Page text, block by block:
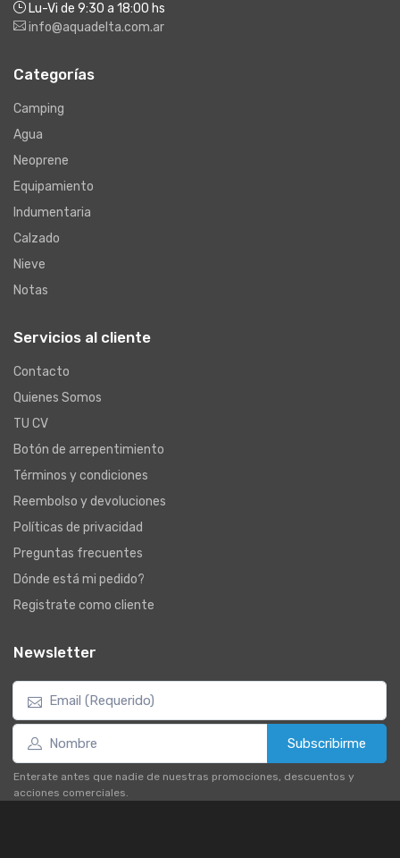
Lu-Vi de 9:30 a 18:00 hs
info@aquadelta.com.ar
Categorías
Camping
Agua
Neoprene
Equipamiento
Indumentaria
Calzado
Nieve
Notas
Servicios al cliente
Contacto
Quienes Somos
TU CV
Botón de arrepentimiento
Términos y condiciones
Reembolso y devoluciones
Políticas de privacidad
Preguntas frecuentes
Dónde está mi pedido?
Registrate como cliente
Newsletter
Subscribirme
Enterate antes que nadie de nuestras promociones, descuentos y
acciones comerciales.